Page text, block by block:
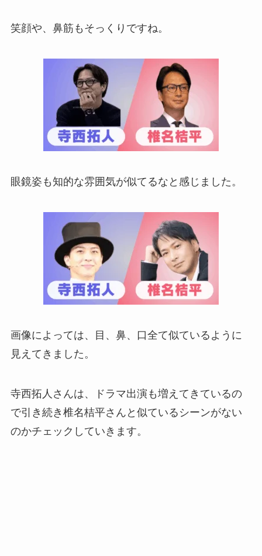
笑顔や、鼻筋もそっくりですね。
眼鏡姿も知的な雰囲気が似てるなと感じました。
画像によっては、目、鼻、口全て似ているように
見えてきました。
寺西拓人さんは、ドラマ出演も増えてきているの
で引き続き椎名桔平さんと似ているシーンがない
のかチェックしていきます。